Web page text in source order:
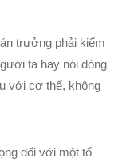
trưởng phải kiểm
ta hay nói dòng
với cơ thể, không
đối với một tổ